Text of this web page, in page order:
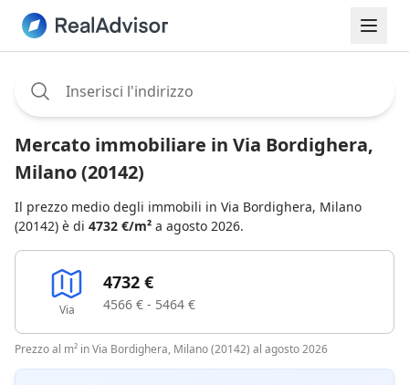
Mercato immobiliare in Via Bordighera,
Milano (20142)
Il prezzo medio degli immobili in Via Bordighera, Milano
(20142) è di 4732 €/m² a agosto 2026.
Via
4732 €
4566 € - 5464 €
Prezzo al m² in Via Bordighera, Milano (20142) al agosto 2026